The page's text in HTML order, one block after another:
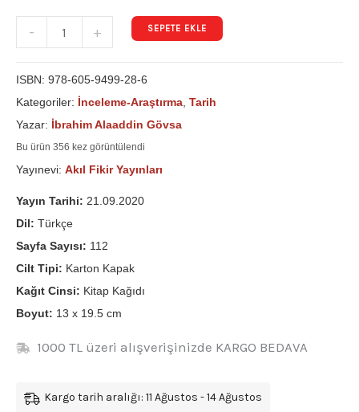
- + SEPETE EKLE
ISBN: 978-605-9499-28-6
Kategoriler: İnceleme-Araştırma Tarih
Yazar: İbrahim Alaaddin Gövsa
Bu ürün 356 kez görüntülendi
Yayınevi: Akıl Fikir Yayınları
Yayın Tarihi: 21.09.2020
Dil: Türkçe
Sayfa Sayısı: 112
Cilt Tipi: Karton Kapak
Kağıt Cinsi: Kitap Kağıdı
Boyut: 13 x 19.5 cm
1000 TL üzeri alışverişinizde KARGO BEDAVA
Kargo tarih aralığı: 11 Ağustos - 14 Ağustos